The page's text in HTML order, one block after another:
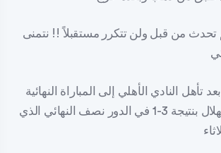
من قبل ولن تتكرر مستقبلاً !! نتمنى
تأهل النادي الأهلي إلى المباراة النهائية
عقب فوزه على الهلال بنتيجة 3-1 في الدور نصف النهائي الذي